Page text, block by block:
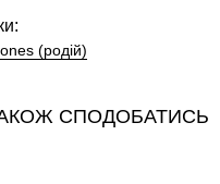
(родій)
СПОДОБАТИСЬ